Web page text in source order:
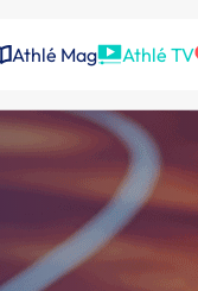
Athlé Mag Athlé TV